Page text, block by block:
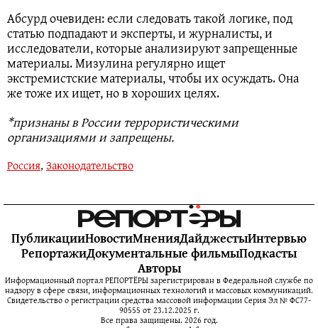
Абсурд очевиден: если следовать такой логике, под
статью подпадают и эксперты, и журналисты, и
исследователи, которые анализируют запрещенные
материалы. Мизулина регулярно ищет
экстремистские материалы, чтобы их осуждать. Она
же тоже их ищет, но в хороших целях.
*признаны в России террористическими
организациями и запрещены.
Россия, Законодательство
ПубликацииНовостиМненияДайджестыИнтервью
РепортажиДокументальные фильмыПодкасты
Авторы
Информационный портал РЕПОРТЁРЫ зарегистрирован в Федеральной службе по
надзору в сфере связи, информационных технологий и массовых коммуникаций.
Свидетельство о регистрации средства массовой информации Серия Эл № ФС77-
90555 от 23.12.2025 г.
Все права защищены. 2026 год.